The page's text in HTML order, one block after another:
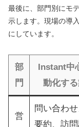
最後に、部門別にモ
示します。現場の導
にしています。
部
門
Instant中
動化す
営
問い合わ
要約、訪